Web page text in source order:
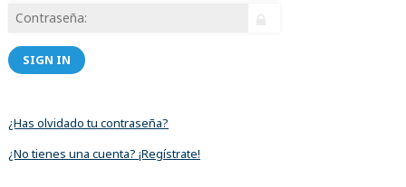
SIGN IN
¿Has olvidado tu contraseña?
¿No tienes una cuenta? ¡Regístrate!